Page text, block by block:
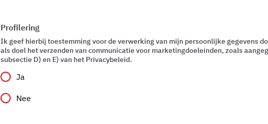
Profilering
Ik geef hierbij toestemming voor de verwerking van mijn persoonlijke gegevens
als doel het verzenden van communicatie voor marketingdoeleinden, zoals
subsectie D) en E) van het Privacybeleid.
Ja
Nee